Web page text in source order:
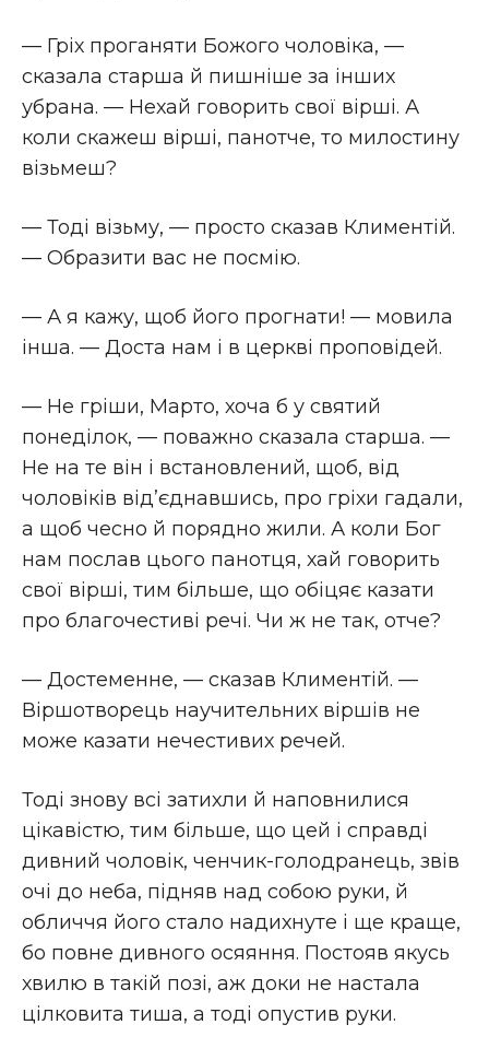
— Гріх проганяти Божого чоловіка, —
сказала старша й пишніше за інших
убрана. — Нехай говорить свої вірші. А
коли скажеш вірші, панотче, то милостину
візьмеш?
— Тоді візьму, — просто сказав Климентій.
— Образити вас не посмію.
— А я кажу, щоб його прогнати! — мовила
інша. — Доста нам і в церкві проповідей.
— Не гріши, Марто, хоча б у святий
понеділок, — поважно сказала старша. —
Не на те він і встановлений, щоб, від
чоловіків від’єднавшись, про гріхи гадали,
а щоб чесно й порядно жили. А коли Бог
нам послав цього панотця, хай говорить
свої вірші, тим більше, що обіцяє казати
про благочестиві речі. Чи ж не так, отче?
— Достеменне, — сказав Климентій. —
Віршотворець научительних віршів не
може казати нечестивих речей.
Тоді знову всі затихли й наповнилися
цікавістю, тим більше, що цей і справді
дивний чоловік, ченчик-голодранець, звів
очі до неба, підняв над собою руки, й
обличчя його стало надихнуте і ще краще,
бо повне дивного осяяння. Постояв якусь
хвилю в такій позі, аж доки не настала
цілковита тиша, а тоді опустив руки.